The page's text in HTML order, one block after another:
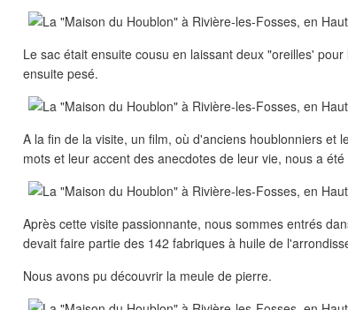
Le sac était ensuite cousu en laissant deux "oreilles'
ensuite pesé.
A la fin de la visite, un film, où d'anciens houblonniers et
mots et leur accent des anecdotes de leur vie, nous a
Après cette visite passionnante, nous sommes entrés
devait faire partie des 142 fabriques à huile de
Nous avons pu découvrir la meule de pierre.